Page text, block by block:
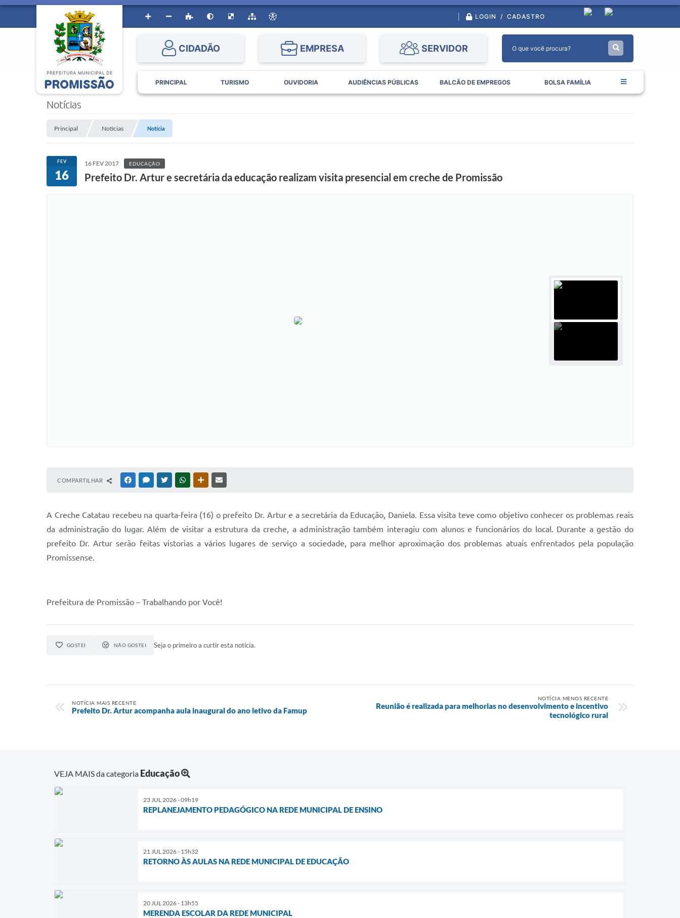
LOGIN / CADASTRO
CIDADÃO EMPRESA SERVIDOR
PRINCIPAL TURISMO OUVIDORIA AUDIÊNCIAS PÚBLICAS BALCÃO DE EMPREGOS BOLSA FAMÍLIA
Notícias
Principal Notícias Notícia
FEV
16
16 FEV 2017 EDUCAÇÃO
Prefeito Dr. Artur e secretária da educação realizam visita presencial em creche de Promissão
COMPARTILHAR FACEBOOKMESSENGER
TWITTERWHATSAPPOUTRAS MÍDIAS
A Creche Catatau recebeu na quarta-feira (16) o prefeito Dr. Artur e a secretária da Educação, Daniela. Essa visita teve como objetivo conhecer os problemas reais
da administração do lugar. Além de visitar a estrutura da creche, a administração também interagiu com alunos e funcionários do local. Durante a gestão do
prefeito Dr. Artur serão feitas vistorias a vários lugares de serviço a sociedade, para melhor aproximação dos problemas atuais enfrentados pela população
Promissense.
Prefeitura de Promissão – Trabalhando por Você!
GOSTEI NÃO GOSTEI Seja o primeiro a curtir esta notícia.
NOTÍCIA MAIS RECENTE
Prefeito Dr. Artur acompanha aula inaugural do ano letivo da Famup
NOTÍCIA MENOS RECENTE
Reunião é realizada para melhorias no desenvolvimento e incentivo
tecnológico rural
VEJA MAIS da categoria Educação
23 JUL 2026 - 09h19
REPLANEJAMENTO PEDAGÓGICO NA REDE MUNICIPAL DE ENSINO
21 JUL 2026 - 15h32
RETORNO ÀS AULAS NA REDE MUNICIPAL DE EDUCAÇÃO
20 JUL 2026 - 13h55
MERENDA ESCOLAR DA REDE MUNICIPAL